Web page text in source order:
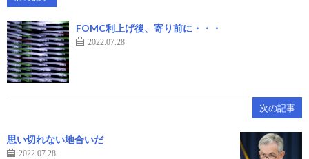
FOMC利上げ後、寄り前に・・・
2022.07.28
次の記事
思い切れない地合いだ
2022.07.28